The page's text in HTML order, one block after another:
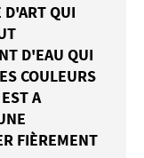
D'ART QUI
D'EAU QUI
COULEURS
A
FIÈREMENT